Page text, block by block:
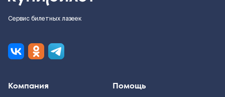
Сервис билетных лазеек
Компания Помощь